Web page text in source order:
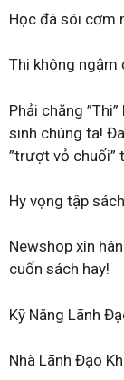
Học đã sôi cơm
Thi không ngậm
Phải chăng
sinh chúng ta!
”trượt vỏ chuối”
Hy vọng tập
Newshop xin
cuốn sách hay!
Kỹ Năng Lãnh
Nhà Lãnh Đạo